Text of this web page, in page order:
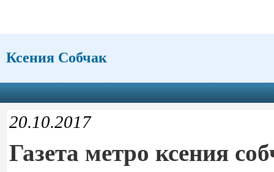
Ксения Собчак
20.10.2017
Газета метро ксения